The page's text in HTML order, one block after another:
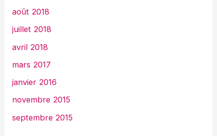
août 2018
juillet 2018
avril 2018
mars 2017
janvier 2016
novembre 2015
septembre 2015